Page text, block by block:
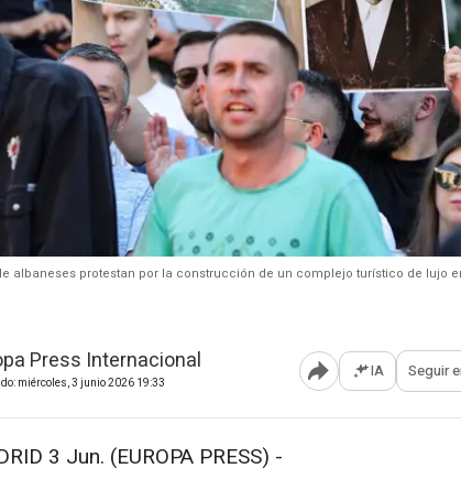
albaneses protestan por la construcción de un complejo turístico de lujo
Press Internacional
miércoles, 3 junio 2026 19:33 Abrir opciones
IA Seguir
3 Jun. (EUROPA PRESS) -